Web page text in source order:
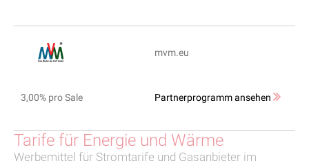
mvm.eu
3,00% pro Sale Partnerprogramm ansehen
Tarife für Energie und Wärme
Werbemittel für Stromtarife und Gasanbieter im